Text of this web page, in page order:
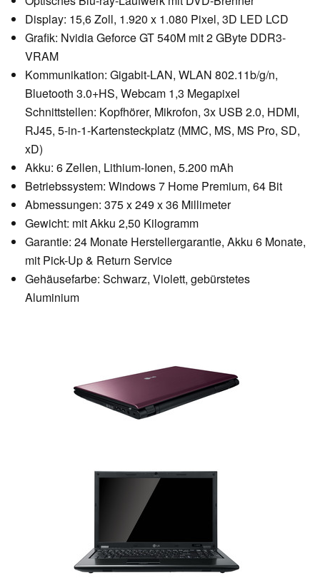
Display: 15,6 Zoll, 1.920 x 1.080 Pixel, 3D LED LCD
Grafik: Nvidia Geforce GT 540M mit 2 GByte DDR3-
VRAM
Kommunikation: Gigabit-LAN, WLAN 802.11b/g/n,
Bluetooth 3.0+HS, Webcam 1,3 Megapixel
Schnittstellen: Kopfhörer, Mikrofon, 3x USB 2.0, HDMI,
RJ45, 5-in-1-Kartensteckplatz (MMC, MS, MS Pro, SD,
xD)
Akku: 6 Zellen, Lithium-Ionen, 5.200 mAh
Betriebssystem: Windows 7 Home Premium, 64 Bit
Abmessungen: 375 x 249 x 36 Millimeter
Gewicht: mit Akku 2,50 Kilogramm
Garantie: 24 Monate Herstellergarantie, Akku 6 Monate,
mit Pick-Up & Return Service
Gehäusefarbe: Schwarz, Violett, gebürstetes
Aluminium